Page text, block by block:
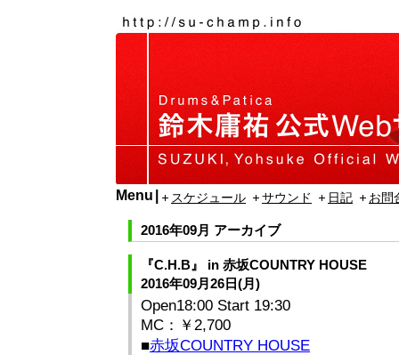
Menu スケジュール サウンド 日記 お問
2016年09月 アーカイブ
『C.H.B』 in 赤坂COUNTRY HOUSE
2016年09月26日(月)
Open18:00 Start 19:30
MC：￥2,700
■赤坂COUNTRY HOUSE